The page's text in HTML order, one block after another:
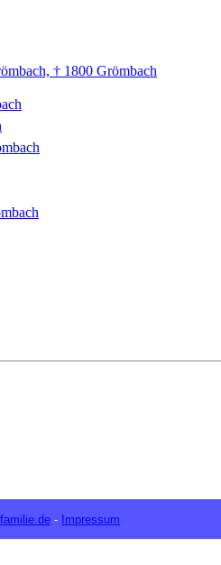
† 1800 Grömbach
- Impressum